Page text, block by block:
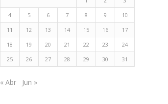
4
5 6 7 8 9
10
11
12 13 14 15 16
17
18
19 20 21 22 23
24
25
26 27 28 29 30 31
« Abr Jun »